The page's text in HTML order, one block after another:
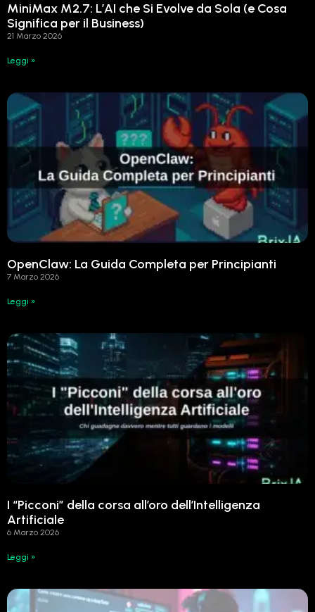
MiniMax M2.7: L’AI che Si Evolve da Sola (e Cosa
Significa per il Business)
21 Marzo 2026
Leggi »
OpenClaw: La Guida Completa per Principianti
7 Marzo 2026
Leggi »
I “Picconi” della corsa all’oro dell’Intelligenza
Artificiale
6 Marzo 2026
Leggi »